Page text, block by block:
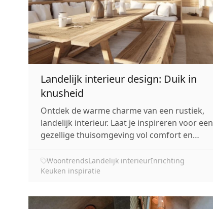
Landelijk interieur design: Duik in
knusheid
Ontdek de warme charme van een rustiek,
landelijk interieur. Laat je inspireren voor een
gezellige thuisomgeving vol comfort en
WoontrendsLandelijk interieurInrichting
Keuken inspiratie